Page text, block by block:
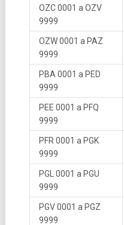
OZC 0001 a OZV
9999
OZW 0001 a PAZ
9999
PBA 0001 a PED
9999
PEE 0001 a PFQ
9999
PFR 0001 a PGK
9999
PGL 0001 a PGU
9999
PGV 0001 a PGZ
9999